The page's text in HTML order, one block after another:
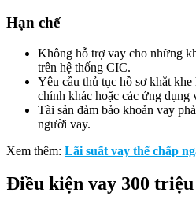
Hạn chế
Không hỗ trợ vay cho những
trên hệ thống CIC.
Yêu cầu thủ tục hồ sơ khắt
chính khác hoặc các ứng dụng
Tài sản đảm bảo khoản vay
người vay.
Xem thêm: Lãi suất vay thế chấp
Điều kiện vay 300 triệu